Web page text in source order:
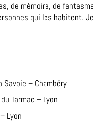
de mémoire, de
qui les habitent.
Savoie – Chambéry
Tarmac – Lyon
Lyon